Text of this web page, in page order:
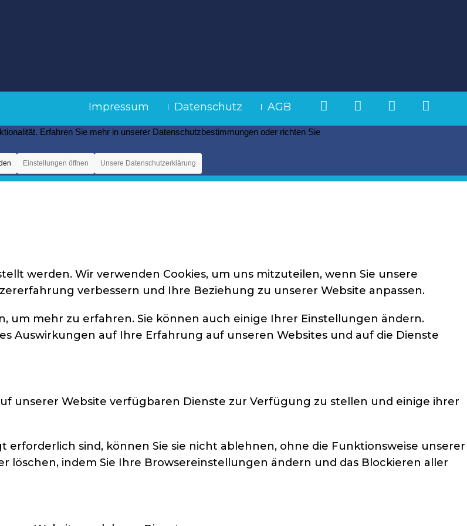
Impressum Datenschutz AGB
Erfahren Sie mehr in unserer Datenschutzbestimmungen oder richten Sie
Einstellungen öffnen Unsere Datenschutzerklärung
werden. Wir verwenden Cookies, um uns mitzuteilen, wenn Sie unsere
verbessern und Ihre Beziehung zu unserer Website anpassen.
um mehr zu erfahren. Sie können auch einige Ihrer Einstellungen ändern.
Auswirkungen auf Ihre Erfahrung auf unseren Websites und auf die Dienste
unserer Website verfügbaren Dienste zur Verfügung zu stellen und einige ihrer
erforderlich sind, können Sie sie nicht ablehnen, ohne die Funktionsweise unserer
löschen, indem Sie Ihre Browsereinstellungen ändern und das Blockieren aller